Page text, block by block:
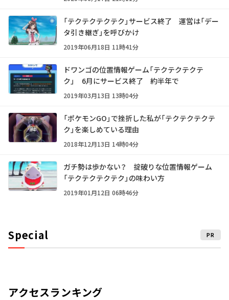
「テクテクテクテク」サービス終了 運営は「デー
タ引き継ぎ」を呼びかけ
2019年06月18日 11時41分
ドワンゴの位置情報ゲーム「テクテクテクテ
ク」 6月にサービス終了 約半年で
2019年03月13日 13時04分
「ポケモンGO」で挫折した私が「テクテクテクテ
ク」を楽しめている理由
2018年12月13日 14時04分
ガチ勢は歩かない？ 掟破りな位置情報ゲーム
「テクテクテクテク」の味わい方
2019年01月12日 06時46分
Special PR
アクセスランキング